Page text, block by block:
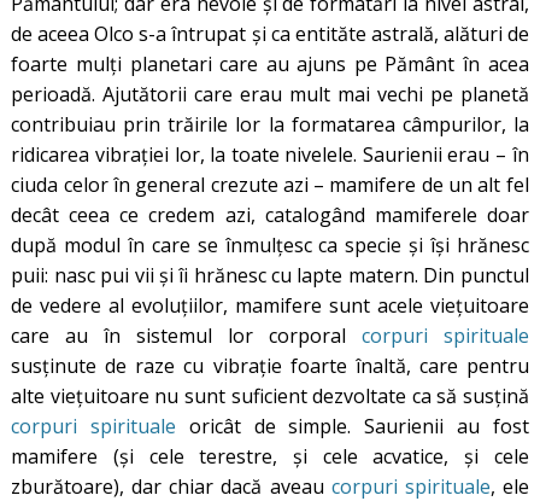
de aceea Olco s-a întrupat și ca entităte astrală, alături de
foarte mulți planetari care au ajuns pe Pământ în acea
perioadă. Ajutătorii care erau mult mai vechi pe planetă
contribuiau prin trăirile lor la formatarea câmpurilor, la
ridicarea vibrației lor, la toate nivelele. Saurienii erau – în
ciuda celor în general crezute azi – mamifere de un alt fel
decât ceea ce credem azi, catalogând mamiferele doar
după modul în care se înmulțesc ca specie și își hrănesc
puii: nasc pui vii și îi hrănesc cu lapte matern. Din punctul
de vedere al evoluțiilor, mamifere sunt acele viețuitoare
care au în sistemul lor corporal corpuri spirituale
susținute de raze cu vibrație foarte înaltă, care pentru
alte viețuitoare nu sunt suficient dezvoltate ca să susțină
corpuri spirituale oricât de simple. Saurienii au fost
mamifere (și cele terestre, și cele acvatice, și cele
zburătoare), dar chiar dacă aveau corpuri spirituale, ele